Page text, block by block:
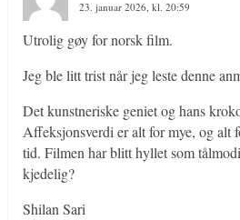
23. januar 2026, kl. 20:59
Utrolig gøy for norsk film.
Jeg ble litt trist når jeg leste denne
Det kunstneriske geniet og hans
Affeksjonsverdi er alt for mye, og alt
tid. Filmen har blitt hyllet som
kjedelig?
Shilan Sari